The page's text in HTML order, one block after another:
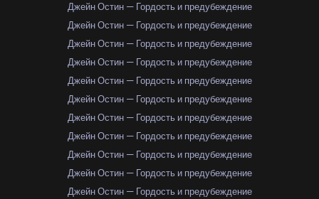
Джейн Остин — Гордость и предубеждение
Джейн Остин — Гордость и предубеждение
Джейн Остин — Гордость и предубеждение
Джейн Остин — Гордость и предубеждение
Джейн Остин — Гордость и предубеждение
Джейн Остин — Гордость и предубеждение
Джейн Остин — Гордость и предубеждение
Джейн Остин — Гордость и предубеждение
Джейн Остин — Гордость и предубеждение
Джейн Остин — Гордость и предубеждение
Джейн Остин — Гордость и предубеждение